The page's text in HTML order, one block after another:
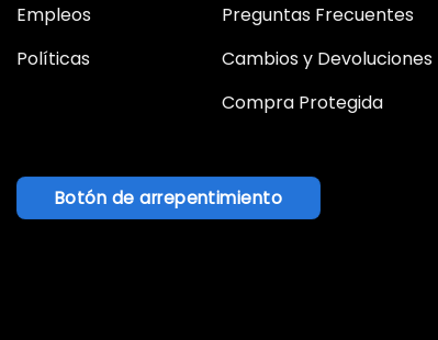
Empleos
Políticas
Preguntas Frecuentes
Cambios y Devoluciones
Compra Protegida
Botón de arrepentimiento